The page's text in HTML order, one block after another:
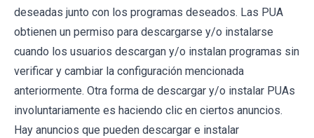
deseadas junto con los programas deseados. Las PUA
obtienen un permiso para descargarse y/o instalarse
cuando los usuarios descargan y/o instalan programas sin
verificar y cambiar la configuración mencionada
anteriormente. Otra forma de descargar y/o instalar PUAs
involuntariamente es haciendo clic en ciertos anuncios.
Hay anuncios que pueden descargar e instalar